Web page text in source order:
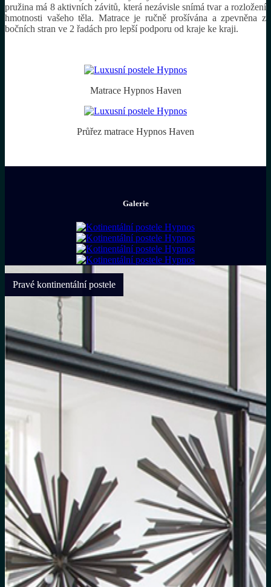
Pravé kontinentální postele
Pravé kontinentální postele
pružina má 8 aktivních závitů, která nezávisle snímá tvar a rozložení
hmotnosti vašeho těla. Matrace je ručně prošívána a zpevněna z
bočních stran ve 2 řadách pro lepší podporu od kraje ke kraji.
Matrace Hypnos Haven
Průřez matrace Hypnos Haven
Galerie